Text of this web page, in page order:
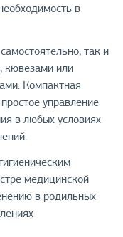
в
так и
кювезами или
Компактная
управление
в любых условиях
медицинской
в родильных